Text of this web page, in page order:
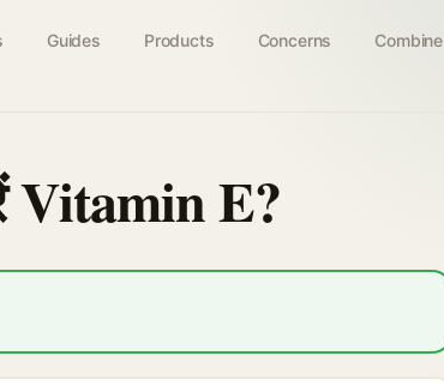
Guides Products Concerns Combine
Vitamin E?